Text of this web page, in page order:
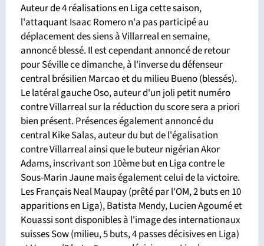
Auteur de 4 réalisations en Liga cette saison,
l'attaquant Isaac Romero n'a pas participé au
déplacement des siens à Villarreal en semaine,
annoncé blessé. Il est cependant annoncé de retour
pour Séville ce dimanche, à l'inverse du défenseur
central brésilien Marcao et du milieu Bueno (blessés).
Le latéral gauche Oso, auteur d'un joli petit numéro
contre Villarreal sur la réduction du score sera a priori
bien présent. Présences également annoncé du
central Kike Salas, auteur du but de l'égalisation
contre Villarreal ainsi que le buteur nigérian Akor
Adams, inscrivant son 10ème but en Liga contre le
Sous-Marin Jaune mais également celui de la victoire.
Les Français Neal Maupay (prêté par l'OM, 2 buts en 10
apparitions en Liga), Batista Mendy, Lucien Agoumé et
Kouassi sont disponibles à l'image des internationaux
suisses Sow (milieu, 5 buts, 4 passes décisives en Liga)